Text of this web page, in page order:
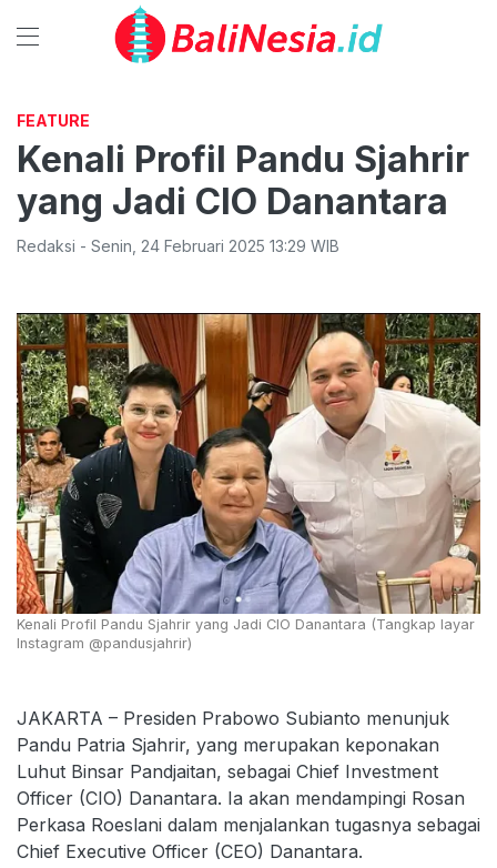
FEATURE
Kenali Profil Pandu Sjahrir
yang Jadi CIO Danantara
Redaksi - Senin 24 Februari 2025 13:29 WIB
Kenali Profil Pandu Sjahrir yang Jadi CIO Danantara (Tangkap layar
Instagram @pandusjahrir)
JAKARTA – Presiden Prabowo Subianto menunjuk
Pandu Patria Sjahrir, yang merupakan keponakan
Luhut Binsar Pandjaitan, sebagai Chief Investment
Officer (CIO) Danantara. Ia akan mendampingi Rosan
Perkasa Roeslani dalam menjalankan tugasnya sebagai
Chief Executive Officer (CEO) Danantara.